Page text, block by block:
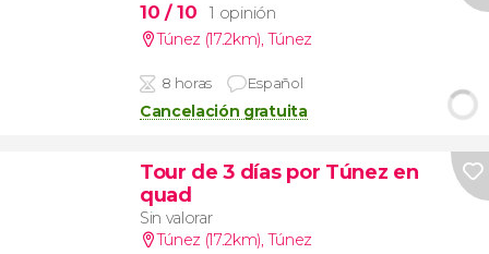
10 / 10
1 opinión
Túnez (17.2km),Túnez
8 horas Español
Cancelación gratuita
Tour de 3 días por Túnez en
quad
Sin valorar
Túnez (17.2km),Túnez